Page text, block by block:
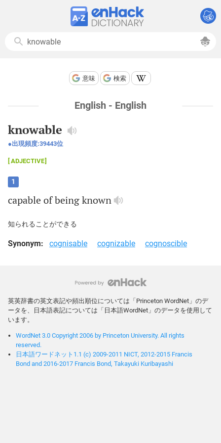
意味 検索
English - English
knowable
出現頻度:39443位
ADJECTIVE
1
capable ofbeingknown
知られることができる
Synonym: cognisable cognizable cognoscible
英英辞書の英文表記や頻出順位については「Princeton WordNet」のデ
ータを、日本語表記については「日本語WordNet」のデータを使用して
います。
WordNet 3.0 Copyright 2006 by Princeton University. All rights
reserved.
日本語ワードネット1.1 (c) 2009-2011 NICT, 2012-2015 Francis
Bond and 2016-2017 Francis Bond, Takayuki Kuribayashi